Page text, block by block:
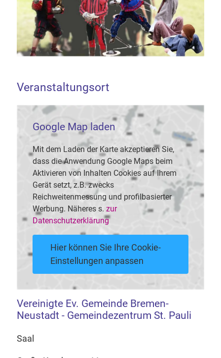
Veranstaltungsort
Google Map laden
Mit dem Laden der Karte akzeptieren Sie,
dass die Anwendung Google Maps beim
Aktivieren von Inhalten Cookies auf Ihrem
Gerät setzt, z.B. zwecks
Reichweitenmessung und profilbasierter
Werbung. Näheres s. zur
Datenschutzerklärung
Hier können Sie Ihre Cookie-
Einstellungen anpassen
Vereinigte Ev. Gemeinde Bremen-
Neustadt - Gemeindezentrum St. Pauli
Saal